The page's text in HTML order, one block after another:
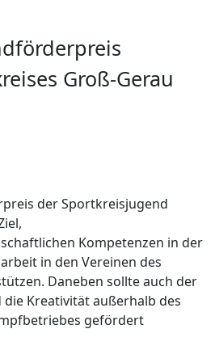
Groß-Gerau
der Sportkreisjugend
Kompetenzen in der
in den Vereinen des
Daneben sollte auch der
Kreativität außerhalb des
gefördert